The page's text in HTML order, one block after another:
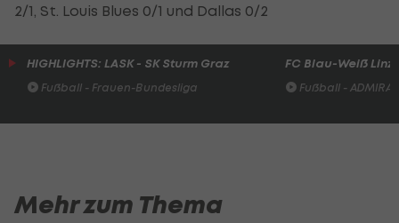
2/1, St. Louis Blues 0/1 und Dallas 0/2
HIGHLIGHTS: LASK - SK Sturm Graz
Fußball - Frauen-Bundesliga
FC Blau-Weiß Linz
Fußball -
Mehr zum Thema